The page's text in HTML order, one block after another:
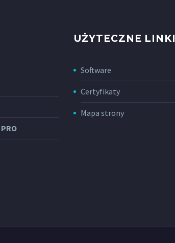
UŻYTECZNE LINKI
Software
Certyfikaty
Mapa strony